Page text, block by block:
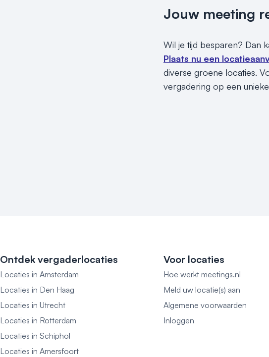
Jouw meeting
Wil je tijd besparen? Dan
Plaats nu een
diverse groene locaties.
vergadering op een
Ontdek vergaderlocaties
Locaties in Amsterdam
Locaties in Den Haag
Locaties in Utrecht
Locaties in Rotterdam
Locaties in Schiphol
Locaties in Amersfoort
Voor locaties
Hoe werkt meetings.nl
Meld uw locatie(s) aan
Algemene voorwaarden
Inloggen